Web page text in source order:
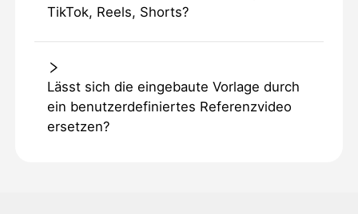
TikTok, Reels, Shorts?
Lässt sich die eingebaute Vorlage durch
ein benutzerdefiniertes Referenzvideo
ersetzen?